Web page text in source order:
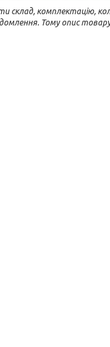
комплектацію,
Тому опис